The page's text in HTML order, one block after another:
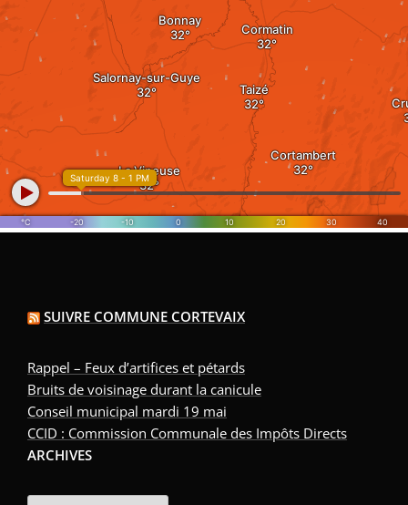
SUIVRE COMMUNE CORTEVAIX
Rappel – Feux d’artifices et pétards
Bruits de voisinage durant la canicule
Conseil municipal mardi 19 mai
CCID : Commission Communale des Impôts Directs
ARCHIVES